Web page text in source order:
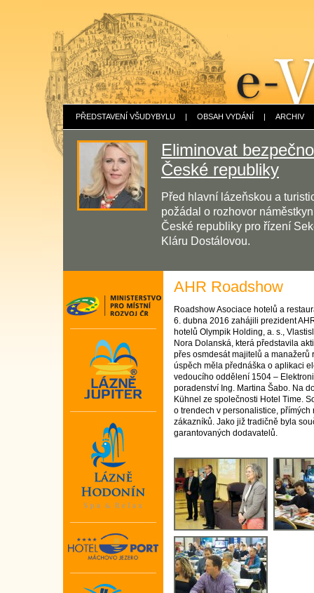
PŘEDSTAVENÍ VŠUDYBYLU | OBSAH VYDÁNÍ | ARCHIV
Eliminovat
České republiky
Před hlavní lázeňskou a
požádal o rozhovor
České republiky pro řízení
Kláru Dostálovou.
AHR Roadshow
Roadshow Asociace hotelů a
6. dubna 2016 zahájili prezident
hotelů Olympik Holding, a. s.,
Nora Dolanská, která představila
přes osmdesát majitelů a
úspěch měla přednáška o aplikaci
vedoucího oddělení 1504 –
poradenství Ing. Martina Šabo. Na
Kühnel ze společnosti Hotel Time.
o trendech v personalistice,
zákazníků. Jako již tradičně byla
garantovaných dodavatelů.